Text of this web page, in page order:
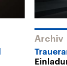
Archiv